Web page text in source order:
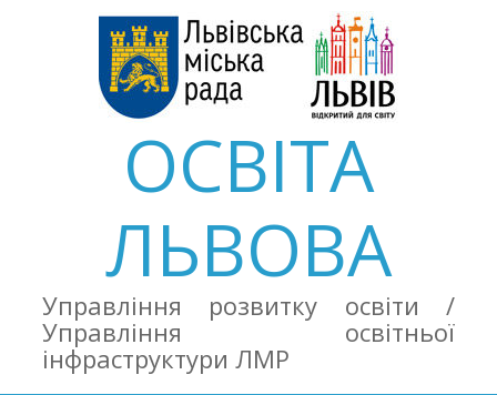
ОСВІТА
ЛЬВОВА
Управління розвитку освіти /
Управління освітньої
інфраструктури ЛМР